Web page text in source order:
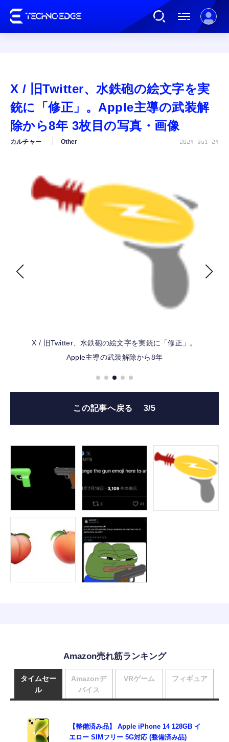
ガジェット
カルチャー
公式ストア
X / 旧Twitter、水鉄砲の絵文字を実
銃に「修正」。Apple主導の武装解
除から8年 3枚目の写真・画像
カルチャー Other 2024 Jul 24
X / 旧Twitter、水鉄砲の絵文字を実銃に「修正」。
Apple主導の武装解除から8年
この記事へ戻る 3/5
Amazon売れ筋ランキング
タイムセー
ル
【整備済み品】 Apple iPhone 14 128GB イ
エロー SIMフリー 5G対応 (整備済み品)
Amazonデ
バイス
VRゲーム フィギュア